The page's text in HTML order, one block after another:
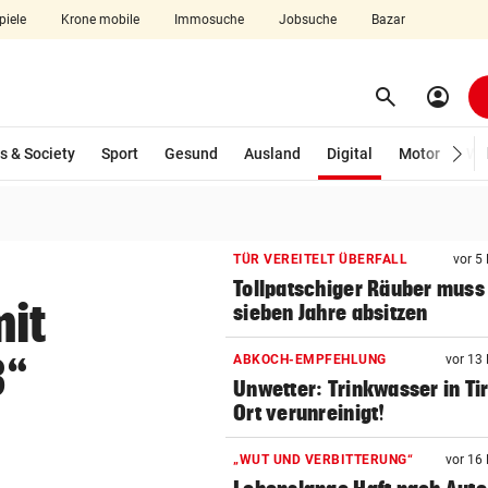
Krone mobile Immosuche Jobsuche Bazar
aufklappen search Suchen
account_circle
& Society Sport Gesund Ausland Digital
Motor
TÜR VEREITELT ÜBERFALL vor 5
Tollpatschiger Räuber muss
sieben Jahre absitzen
ABKOCH-EMPFEHLUNG vor 13
Unwetter: Trinkwasser in
Ort verunreinigt!
„WUT UND VERBITTERUNG“ vor 16